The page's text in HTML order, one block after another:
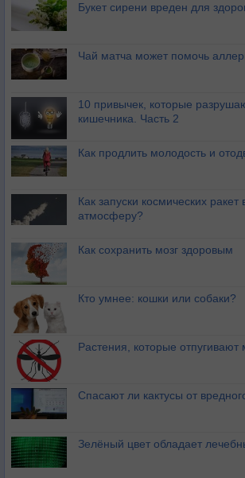
Букет сирени вреден для
Чай матча может помочь
10 привычек, которые
кишечника. Часть 2
Как продлить молодость и
Как запуски космических ракет
атмосферу?
Как сохранить мозг здоровым
Кто умнее: кошки или собаки?
Растения, которые отпугивают
Спасают ли кактусы от
Зелёный цвет обладает